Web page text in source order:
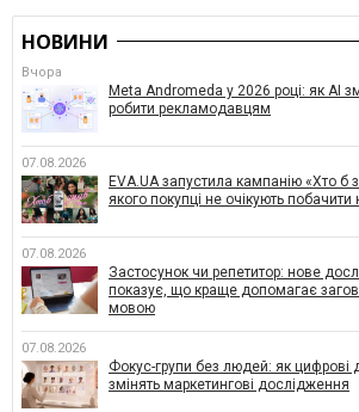
НОВИНИ
Вчора
Meta Andromeda у 2026 році: як AI
робити рекламодавцям
07.08.2026
EVA.UA запустила кампанію «Хто б
якого покупці не очікують побачити
07.08.2026
Застосунок чи репетитор: нове
показує, що краще допомагає
мовою
07.08.2026
Фокус-групи без людей: як цифрові
змінять маркетингові дослідження